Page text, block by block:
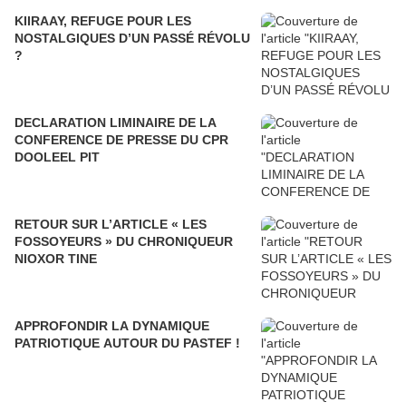
KIIRAAY, REFUGE POUR LES
NOSTALGIQUES D’UN PASSÉ RÉVOLU
?
DECLARATION LIMINAIRE DE LA
CONFERENCE DE PRESSE DU CPR
DOOLEEL PIT
RETOUR SUR L’ARTICLE « LES
FOSSOYEURS » DU CHRONIQUEUR
NIOXOR TINE
APPROFONDIR LA DYNAMIQUE
PATRIOTIQUE AUTOUR DU PASTEF !